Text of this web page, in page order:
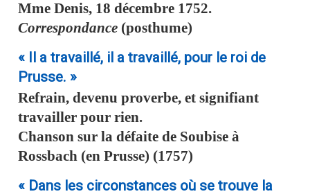
Mme Denis, 18 décembre 1752.
Correspondance (posthume)
« Il a travaillé, il a travaillé, pour le roi de
Prusse. »
Refrain, devenu proverbe, et signifiant
travailler pour rien.
Chanson sur la défaite de Soubise à
Rossbach (en Prusse) (1757)
« Dans les circonstances où se trouve la